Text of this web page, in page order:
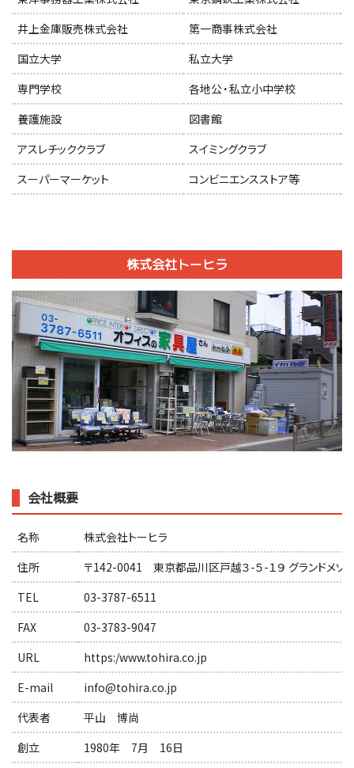
井上金庫販売株式会社
第一商事株式会社
国立大学
私立大学
専門学校
各地公・私立小中学校
養護施設
図書館
アスレチッククラブ
スイミングクラブ
スーパーマーケット
コンビニエンスストア等
株式会社トーヒラ
会社概要
名称
株式会社トーヒラ
住所
〒142-0041 東京都品川区戸越３-５-１９ グランドメゾ
TEL
03-3787-6511
FAX
03-3783-9047
URL
https:/www.tohira.co.jp
E-mail
info@tohira.co.jp
代表者
平山 博尚
創立
1980年 7月 16日